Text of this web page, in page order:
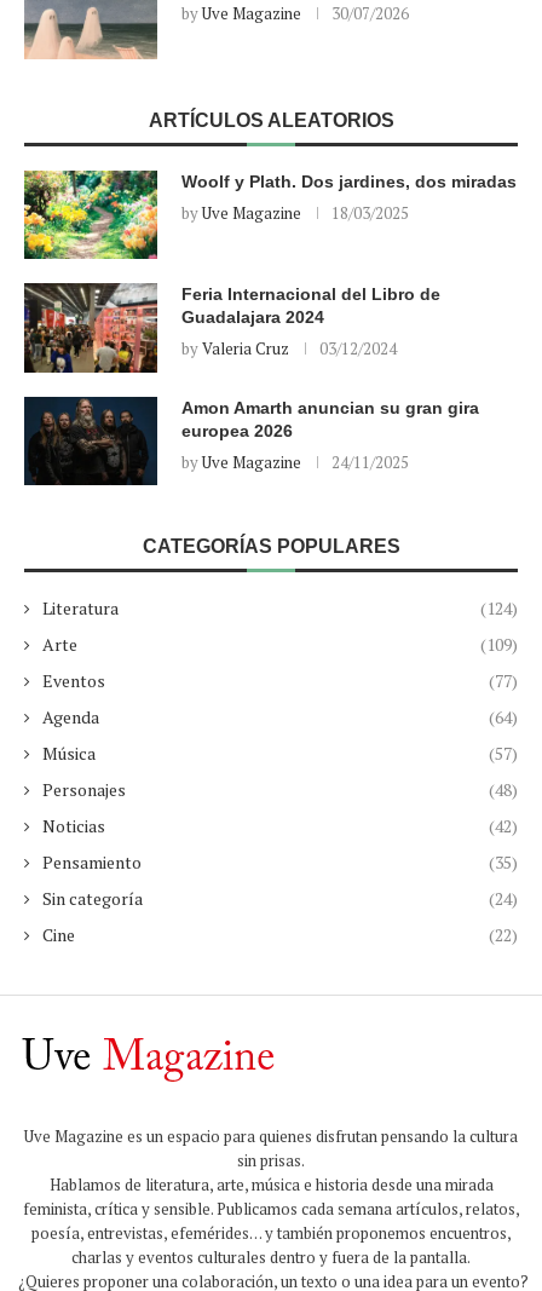
byUve Magazine 30/07/2026
ARTÍCULOS ALEATORIOS
Woolf y Plath. Dos jardines, dos miradas
byUve Magazine 18/03/2025
Feria Internacional del Libro de
Guadalajara 2024
byValeria Cruz 03/12/2024
Amon Amarth anuncian su gran gira
europea 2026
byUve Magazine 24/11/2025
CATEGORÍAS POPULARES
Literatura
(124)
Arte
(109)
Eventos
(77)
Agenda
(64)
Música
(57)
Personajes
(48)
Noticias
(42)
Pensamiento
(35)
Sin categoría
(24)
Cine
(22)
Uve Magazine es un espacio para quienes disfrutan pensando la cultura
sin prisas.
Hablamos de literatura, arte, música e historia desde una mirada
feminista, crítica y sensible. Publicamos cada semana artículos, relatos,
poesía, entrevistas, efemérides… y también proponemos encuentros,
charlas y eventos culturales dentro y fuera de la pantalla.
¿Quieres proponer una colaboración, un texto o una idea para un evento?